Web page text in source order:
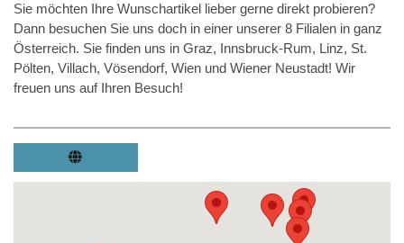
Sie möchten Ihre Wunschartikel lieber gerne direkt probieren?
Dann besuchen Sie uns doch in einer unserer 8 Filialen in ganz
Österreich. Sie finden uns in Graz, Innsbruck-Rum, Linz, St.
Pölten, Villach, Vösendorf, Wien und Wiener Neustadt! Wir
freuen uns auf Ihren Besuch!